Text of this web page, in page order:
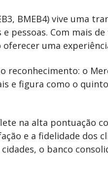
BMEB4) vive uma
pessoas. Com mais
uma
reconhecimento: o
e figura como o
na alta pontuação
e a fidelidade dos
o banco